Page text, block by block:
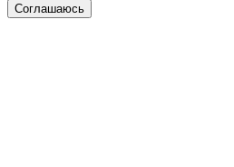
Соглашаюсь